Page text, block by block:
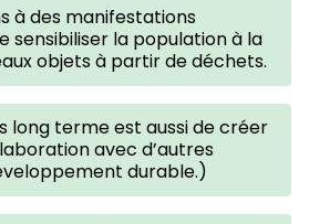
à des manifestations
sensibiliser la population à la
objets à partir de déchets.
long terme est aussi de créer
avec d’autres
durable.)